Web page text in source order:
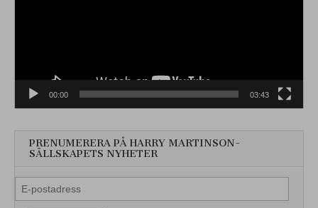
00:00 03:43
PRENUMERERA PÅ HARRY MARTINSON-
SÄLLSKAPETS NYHETER
E-
postadress